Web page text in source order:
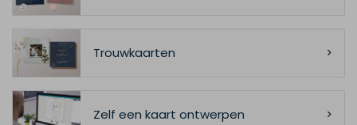
Trouwkaarten
Zelf een kaart ontwerpen